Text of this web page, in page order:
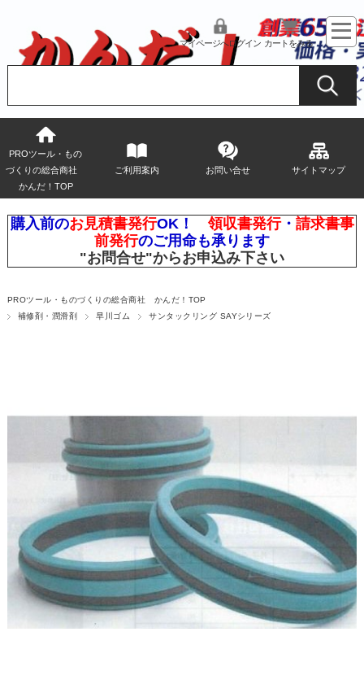
マイページへログイン カートをみる
PROツール・もの
づくりの総合商社
かんだ！TOP
ご利用案内 お問い合せ サイトマップ
購入前のお見積書発行OK！ 領収書発行・ 請求書事
前発行のご用命も承ります
"お問合せ"からお申込み下さい
PROツール・ものづくりの総合商社 かんだ！TOP
補修剤・潤滑剤
早川ゴム サンタックリング SAYシリーズ